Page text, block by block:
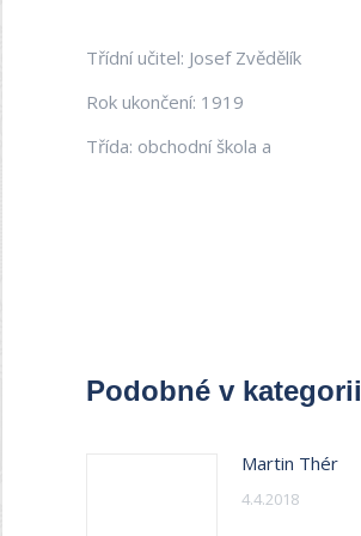
Třídní učitel: Josef Zvědělík
Rok ukončení: 1919
Třída: obchodní škola a
Podobné v kategorii
Martin Thér
4.4.2018